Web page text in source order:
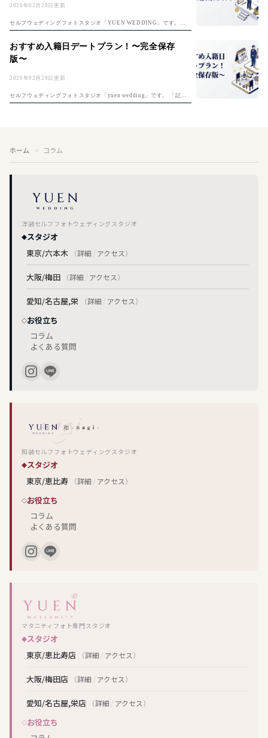
2026年02月28日更新
セルフウェディングフォトスタジオ「YUEN WEDDING」です。セ
ルフ前撮りのコツは「セルフ前撮り完全ガイド」もご覧ください。 セ
ルフ撮影は自分たちで思い通りの撮影ができる反面、上手く撮れるか
不安な...
2026年02月28日更新
おすすめ入籍日デートプラン！〜完全保存
版〜
セルフウェディングフォトスタジオ「yuen wedding」です。 「記念
すべき夫婦1日目、何をしよう？」入籍日の決め方は「入籍日の決め
ホーム コラム
洋装セルフフォトウェディングスタジオ
スタジオ
東京/六本木
（詳細 / アクセス）
大阪/梅田 （詳細 / アクセス）
愛知/名古屋,栄 （詳細 / アクセス）
お役立ち
コラム
よくある質問
和装セルフフォトウェディングスタジオ
スタジオ
東京/恵比寿
（詳細 / アクセス）
お役立ち
コラム
よくある質問
マタニティフォト専門スタジオ
スタジオ
東京/恵比寿店
（詳細 / アクセス）
大阪/梅田店 （詳細 / アクセス）
愛知/名古屋,栄店 （詳細 / アクセス）
お役立ち